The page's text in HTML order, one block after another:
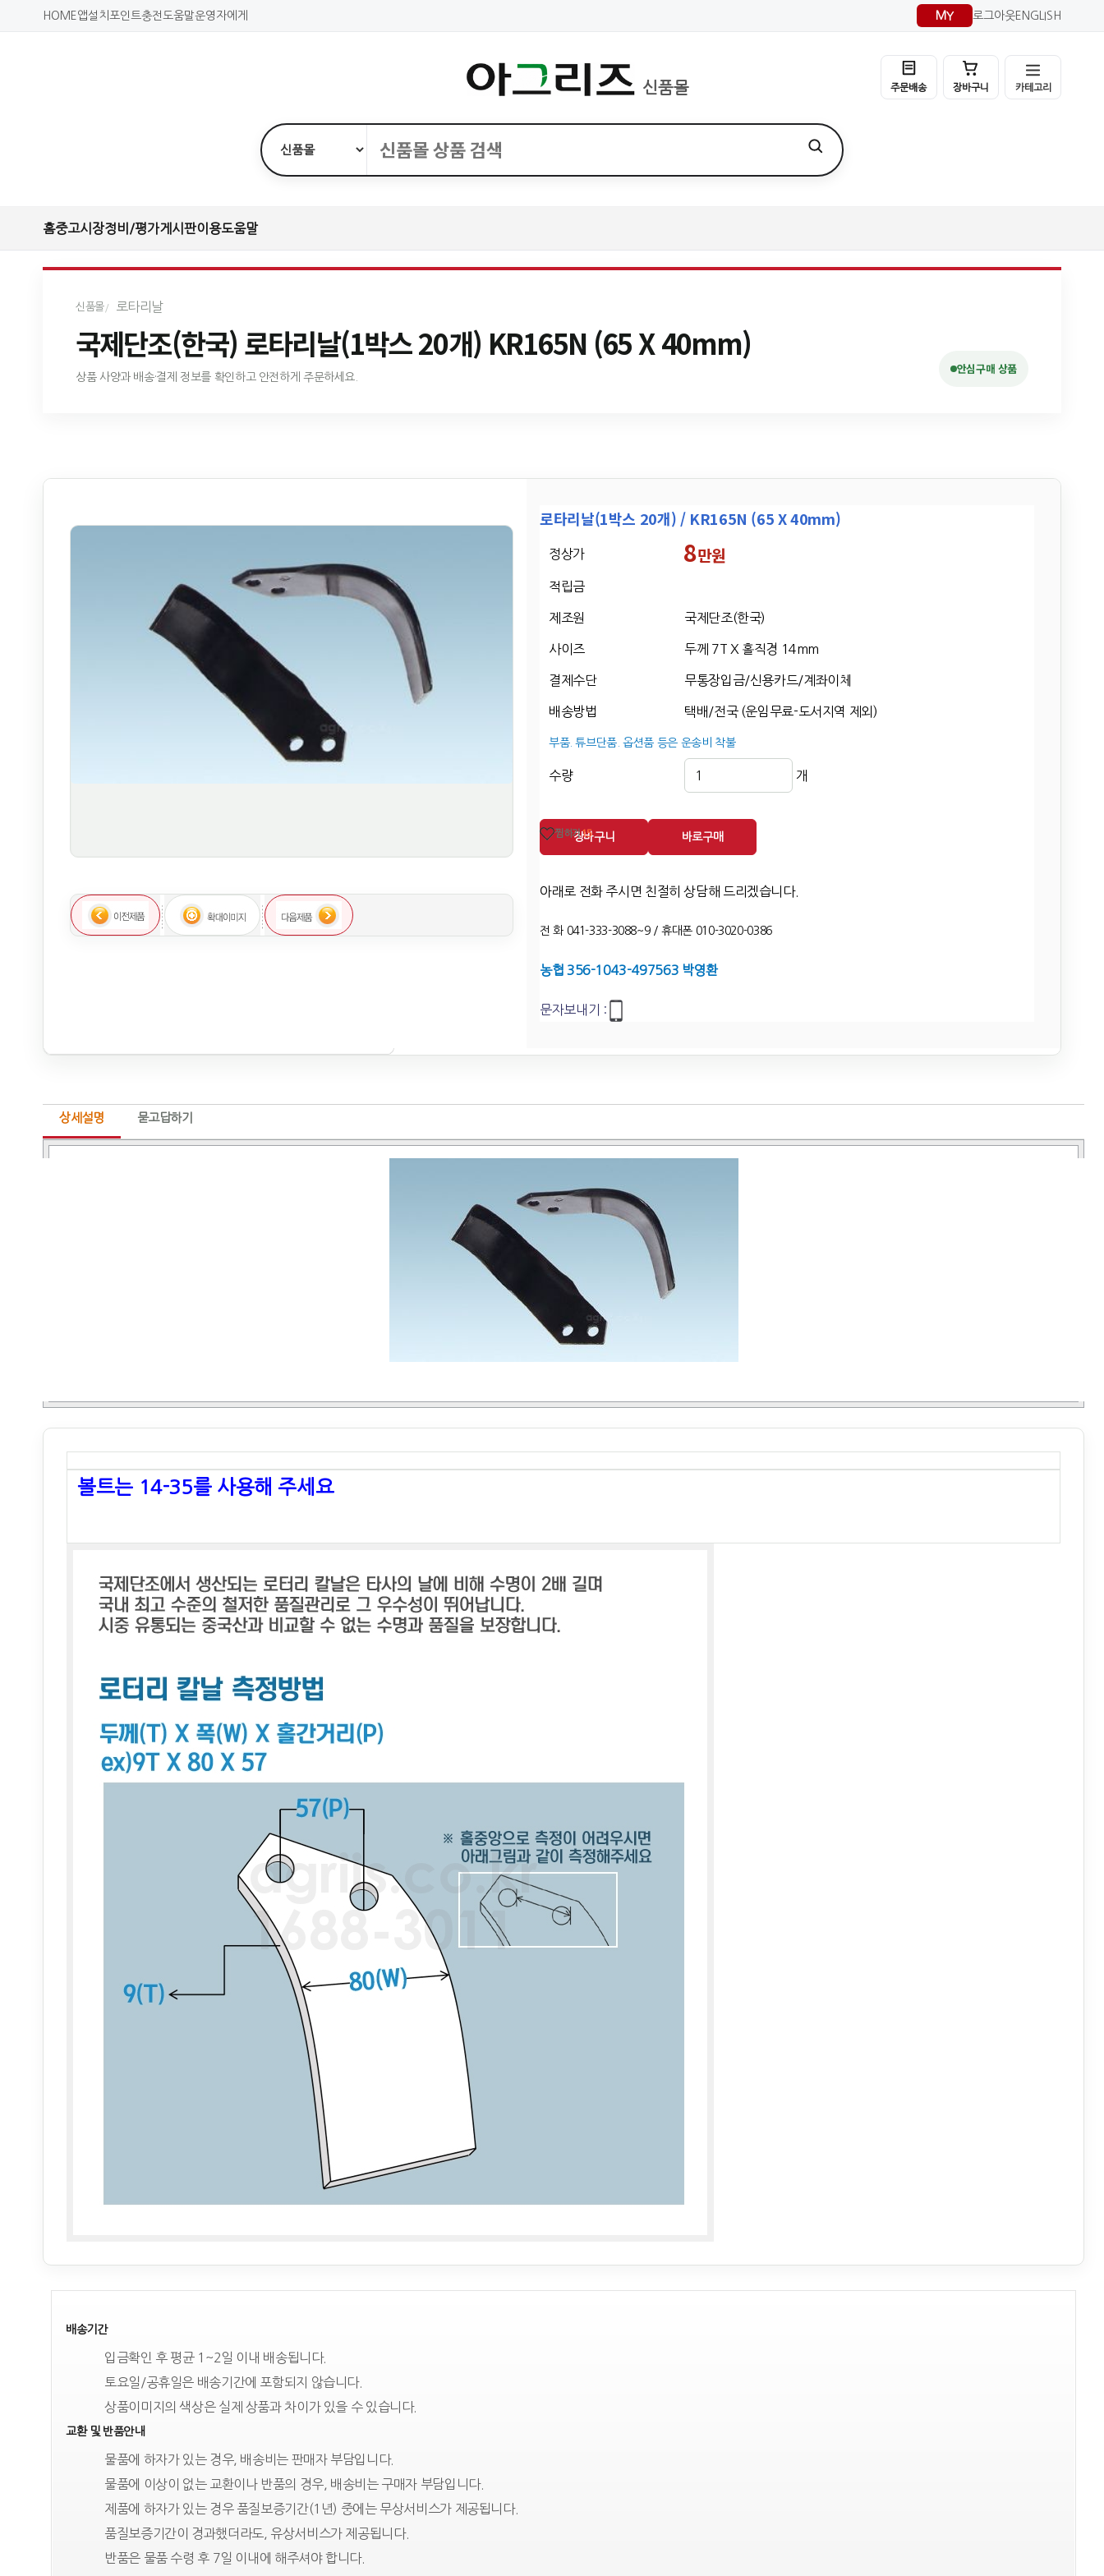
HOME 앱설치 포인트충전도움말운영자에게 MY 로그아웃ENGLISH
신품몰 주문배송 장바구니 카테고리
홈중고시장정비/평가게시판이용도움말
신품몰 로타리날
국제단조(한국) 로타리날(1박스 20개) KR165N (65 X 40mm)
상품 사양과 배송·결제 정보를 확인하고 안전하게 주문하세요.
안심구매 상품
로타리날(1박스 20개) / KR165N (65 X 40mm)
정상가 8만원
적립금
제조원 국제단조(한국)
사이즈 두께 7T X 홀직경 14mm
결제수단 무통장입금/신용카드/계좌이체
배송방법 택배/전국 (운임무료-도서지역 제외)
부품. 튜브단품. 옵션품 등은 운송비 착불
수량 개
찜하기15
장바구니 바로구매
아래로 전화 주시면 친절히 상담해 드리겠습니다.
전 화 041-333-3088~9 / 휴대폰 010-3020-0386
농협 356-1043-497563 박영환
문자보내기 :
상세설명 묻고답하기
볼트는 14-35를 사용해 주세요
배송기간
입금확인 후 평균 1~2일 이내 배송됩니다.
토요일/공휴일은 배송기간에 포함되지 않습니다.
상품이미지의 색상은 실제 상품과 차이가 있을 수 있습니다.
교환 및 반품안내
물품에 하자가 있는 경우, 배송비는 판매자 부담입니다.
물품에 이상이 없는 교환이나 반품의 경우, 배송비는 구매자 부담입니다.
제품에 하자가 있는 경우 품질보증기간(1년) 중에는 무상서비스가 제공됩니다.
품질보증기간이 경과했더라도, 유상서비스가 제공됩니다.
반품은 물품 수령 후 7일 이내에 해주셔야 합니다.